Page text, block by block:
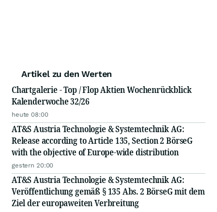
Artikel zu den Werten
Chartgalerie - Top / Flop Aktien Wochenrückblick
Kalenderwoche 32/26
heute 08:00
AT&S Austria Technologie & Systemtechnik AG:
Release according to Article 135, Section 2 BörseG
with the objective of Europe-wide distribution
gestern 20:00
AT&S Austria Technologie & Systemtechnik AG:
Veröffentlichung gemäß § 135 Abs. 2 BörseG mit dem
Ziel der europaweiten Verbreitung